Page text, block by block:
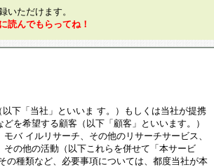
いただけます。
読んでもらってね！
下「当社」といいま す。）もしくは当社が提携
を希望する顧客（以下「顧客」といいます。）
バ イルリサーチ、その他のリサーチサービス、
の他の活動（以下これらを併せて「本サービ
の種類など、必要事項については、都度当社が本